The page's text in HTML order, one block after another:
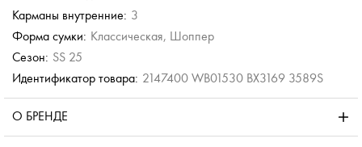
Карманы внутренние: 3
Форма сумки: Классическая, Шоппер
Сезон: SS 25
Идентификатор товара: 2147400 WB01530 BX3169 3589S
О БРЕНДЕ